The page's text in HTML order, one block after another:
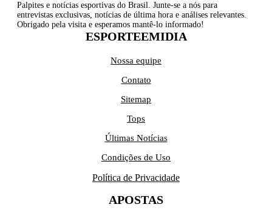
Palpites e notícias esportivas do Brasil. Junte-se a nós para
entrevistas exclusivas, notícias de última hora e análises relevantes.
Obrigado pela visita e esperamos mantê-lo informado!
ESPORTEEMIDIA
Nossa equipe
Contato
Sitemap
Tops
Últimas Notícias
Condições de Uso
Política de Privacidade
APOSTAS